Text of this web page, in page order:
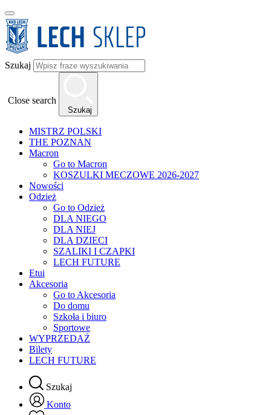
Szukaj
Close search
Szukaj
MISTRZ POLSKI
THE POZNAN
Macron
Go to Macron
KOSZULKI MECZOWE 2026-2027
Nowości
Odzież
Go to Odzież
DLA NIEGO
DLA NIEJ
DLA DZIECI
SZALIKI I CZAPKI
LECH FUTURE
Etui
Akcesoria
Go to Akcesoria
Do domu
Szkoła i biuro
Sportowe
WYPRZEDAŻ
Bilety
LECH FUTURE
Szukaj
Konto